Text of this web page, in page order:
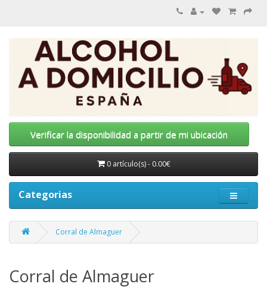
Verificar la disponibilidad a partir de mi ubicación
0 artículo(s) - 0.00€
Categorias
Corral de Almaguer
Corral de Almaguer